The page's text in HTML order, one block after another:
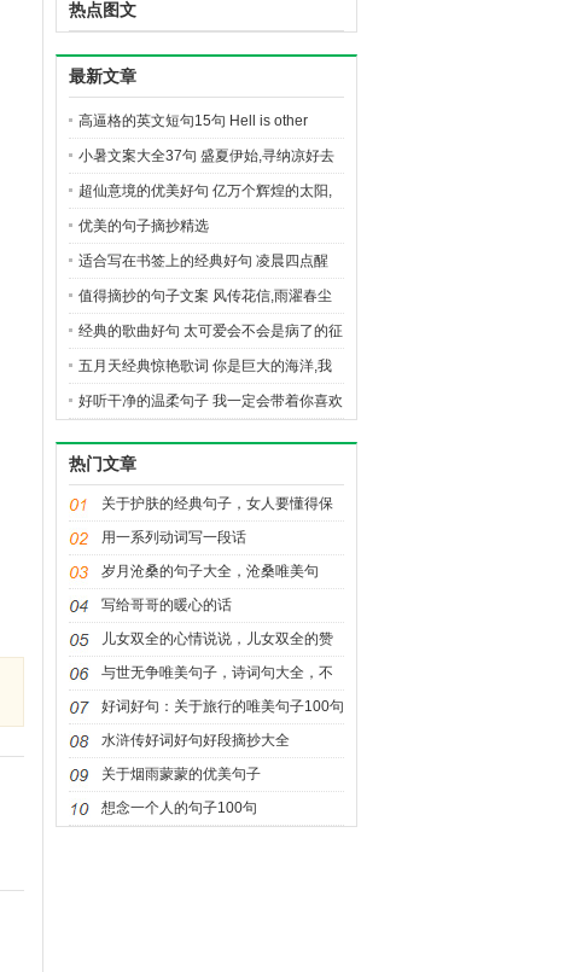
热点图文
最新文章
高逼格的英文短句15句 Hell is other
people
小暑文案大全37句 盛夏伊始,寻纳凉好去
处
超仙意境的优美好句 亿万个辉煌的太阳,
呈现在打碎的镜子上
优美的句子摘抄精选
适合写在书签上的经典好句 凌晨四点醒
来,发现海棠花未眠
值得摘抄的句子文案 风传花信,雨濯春尘
经典的歌曲好句 太可爱会不会是病了的征
兆
五月天经典惊艳歌词 你是巨大的海洋,我
是雨下在你身上
好听干净的温柔句子 我一定会带着你喜欢
热门文章
关于护肤的经典句子，女人要懂得保
养自己的皮肤
用一系列动词写一段话
岁月沧桑的句子大全，沧桑唯美句
子，超沧桑的句子，超沧桑的伤感
写给哥哥的暖心的话
儿女双全的心情说说，儿女双全的赞
美句子
与世无争唯美句子，诗词句大全，不
争，是人生至境
好词好句：关于旅行的唯美句子100句
水浒传好词好句好段摘抄大全
关于烟雨蒙蒙的优美句子
想念一个人的句子100句